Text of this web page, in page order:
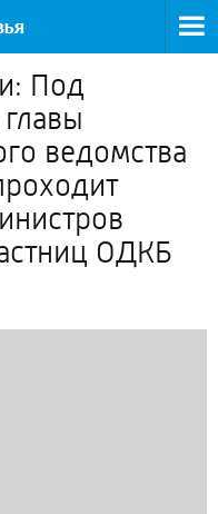
Под
ведомства
ОДКБ